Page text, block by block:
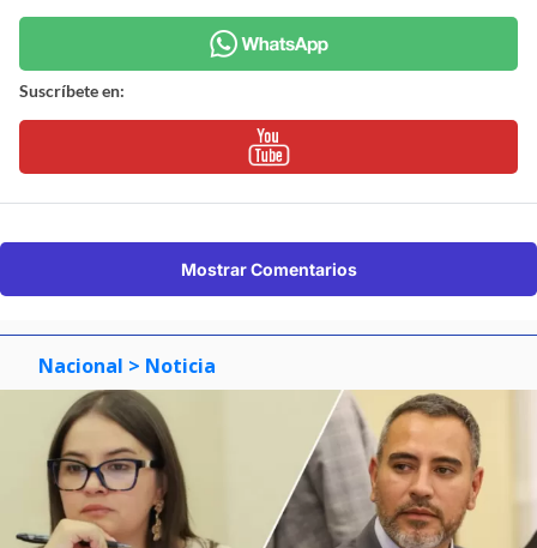
Suscríbete en:
Mostrar Comentarios
Nacional > Noticia